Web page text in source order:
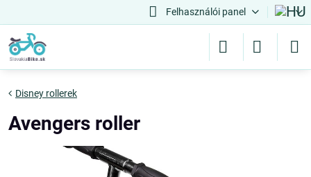
Felhasználói panel
Disney rollerek
Avengers roller